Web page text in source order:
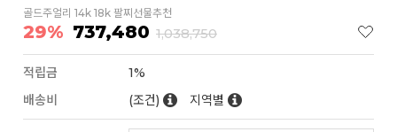
골드주얼리 14k 18k 팔찌선물추천
29% 737,480 1,038,750
적립금
1%
배송비
(조건) 지역별